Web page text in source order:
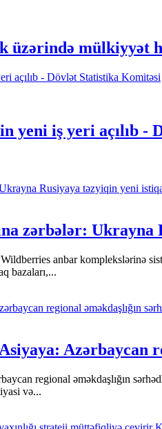
üzərində mülkiyyət
yeni iş yeri açılıb -
zərbələr: Ukrayna
Wildberries anbar komplekslərinə
bazaları,...
Azərbaycan
regional əməkdaşlığın
və...